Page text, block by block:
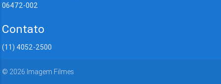
06472-002
Contato
(11) 4052-2500
© 2026 Imagem Filmes